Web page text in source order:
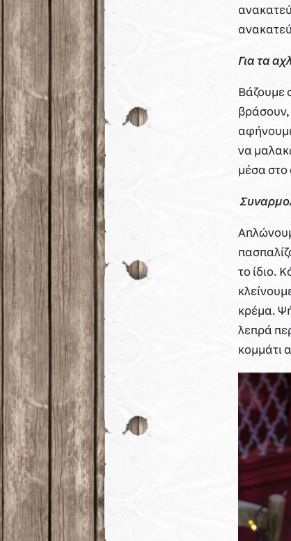
Για τα
Βάζουμε
βράσουν,
να
μέσα στο
το ίδιο.
κρέμα.
λεπρά
κομμάτι